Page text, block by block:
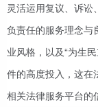
灵活运用复议、诉讼
负责任的服务理念与
业风格，以及“为生
件的高度投入，这在
相关法律服务平台的